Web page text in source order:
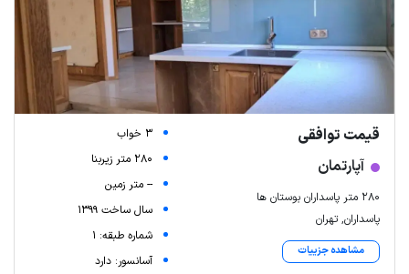
قیمت توافقی
آپارتمان
۲۸۰ متر پاسداران بوستان ها
پاسداران, تهران
مشاهده جزییات
3 خواب
280 متر زیربنا
-- متر زمین
سال ساخت 1399
شماره طبقه: 1
آسانسور: دارد